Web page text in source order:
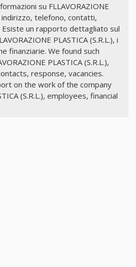
su FLLAVORAZIONE
indirizzo, telefono, contatti,
un rapporto dettagliato sul
PLASTICA (S.R.L.), i
finanziarie. We found such
PLASTICA (S.R.L.),
response, vacancies.
on the work of the company
(S.R.L.), employees, financial